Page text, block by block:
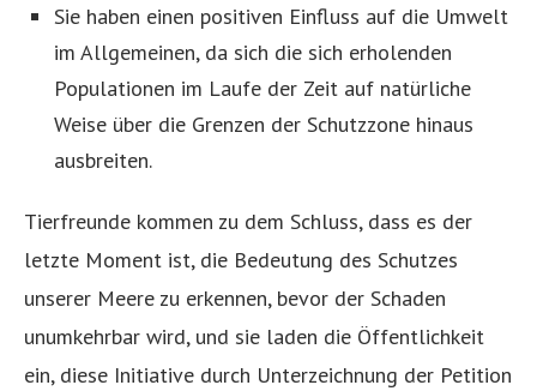
Sie haben einen positiven Einfluss auf die Umwelt
im Allgemeinen, da sich die sich erholenden
Populationen im Laufe der Zeit auf natürliche
Weise über die Grenzen der Schutzzone hinaus
ausbreiten.
Tierfreunde kommen zu dem Schluss, dass es der
letzte Moment ist, die Bedeutung des Schutzes
unserer Meere zu erkennen, bevor der Schaden
unumkehrbar wird, und sie laden die Öffentlichkeit
ein, diese Initiative durch Unterzeichnung der Petition